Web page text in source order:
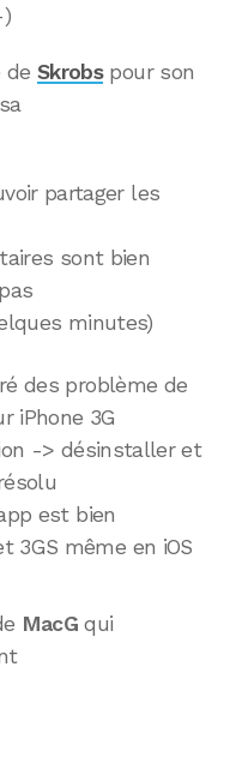
)
de Skrobspour son
partager les
sont bien
minutes)
des problème de
iPhone 3G
-> désinstaller et
est bien
3GS même en iOS
MacG qui